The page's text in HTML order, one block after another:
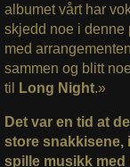
albumet vårt har
skjedd noe i denne
med
sammen og blitt
til
Long Night.»
Det var en tid at
store snakkisene,
spille musikk med